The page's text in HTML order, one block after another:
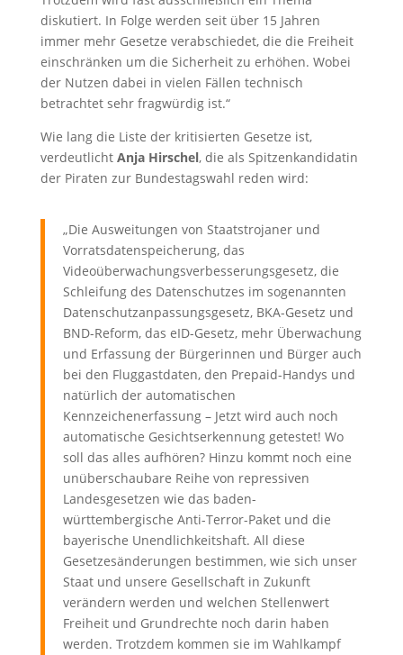
diskutiert. In Folge werden seit über 15 Jahren
immer mehr Gesetze verabschiedet, die die Freiheit
einschränken um die Sicherheit zu erhöhen. Wobei
der Nutzen dabei in vielen Fällen technisch
betrachtet sehr fragwürdig ist.“
Wie lang die Liste der kritisierten Gesetze ist,
verdeutlicht Anja Hirschel, die als Spitzenkandidatin
der Piraten zur Bundestagswahl reden wird:
„Die Ausweitungen von Staatstrojaner und
Vorratsdatenspeicherung, das
Videoüberwachungsverbesserungsgesetz, die
Schleifung des Datenschutzes im sogenannten
Datenschutzanpassungsgesetz, BKA-Gesetz und
BND-Reform, das eID-Gesetz, mehr Überwachung
und Erfassung der Bürgerinnen und Bürger auch
bei den Fluggastdaten, den Prepaid-Handys und
natürlich der automatischen
Kennzeichenerfassung – Jetzt wird auch noch
automatische Gesichtserkennung getestet! Wo
soll das alles aufhören? Hinzu kommt noch eine
unüberschaubare Reihe von repressiven
Landesgesetzen wie das baden-
württembergische Anti-Terror-Paket und die
bayerische Unendlichkeitshaft. All diese
Gesetzesänderungen bestimmen, wie sich unser
Staat und unsere Gesellschaft in Zukunft
verändern werden und welchen Stellenwert
Freiheit und Grundrechte noch darin haben
werden. Trotzdem kommen sie im Wahlkampf